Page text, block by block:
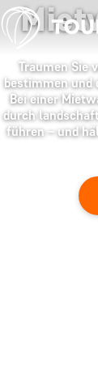
Träumen Sie
bestimmen und
Bei einer
durch
führen – und